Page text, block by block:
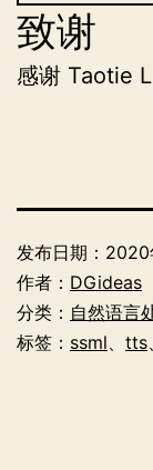
致谢
感谢 Taotie
发布日期： 2020
作者： DGideas
分类： 自然语言
标签： ssml tts